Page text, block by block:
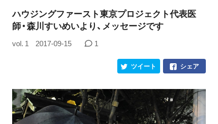
ハウジングファースト東京プロジェクト代表医
師・森川すいめいより、メッセージです
vol. 1 2017-09-15 1
シェア
ツイート